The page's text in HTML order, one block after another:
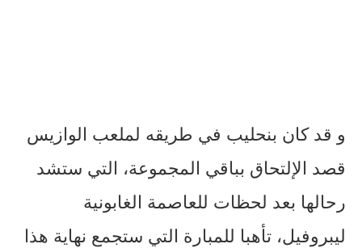
و قد كان بنحليب في طريقه لملعب الوازيس
قصد الإلتحاق بباقي المجموعة، التي ستشد
رحالها بعد لحظات للعاصمة الغابونية
ليبروفيل، تأهبا للمبارة التي ستجمع نهاية هذا